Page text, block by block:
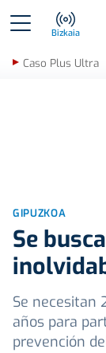
Bizkaia
Caso Plus Ultra
GIPUZKOA
Se
Se
años para
prevención